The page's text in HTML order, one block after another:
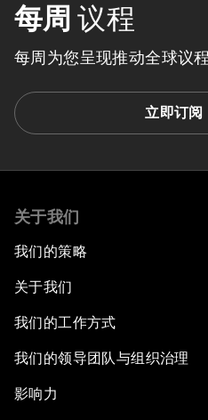
每周 议程
每周为您呈现推动全球议
立即订阅
关于我们
我们的策略
关于我们
我们的工作方式
我们的领导团队与组织治理
影响力